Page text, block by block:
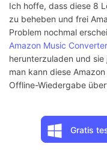
Ich hoffe, dass diese 8
zu beheben und frei
Problem nochmal
Amazon Music Converter
herunterzuladen und
man kann diese
Offline-Wiedergabe
Gratis